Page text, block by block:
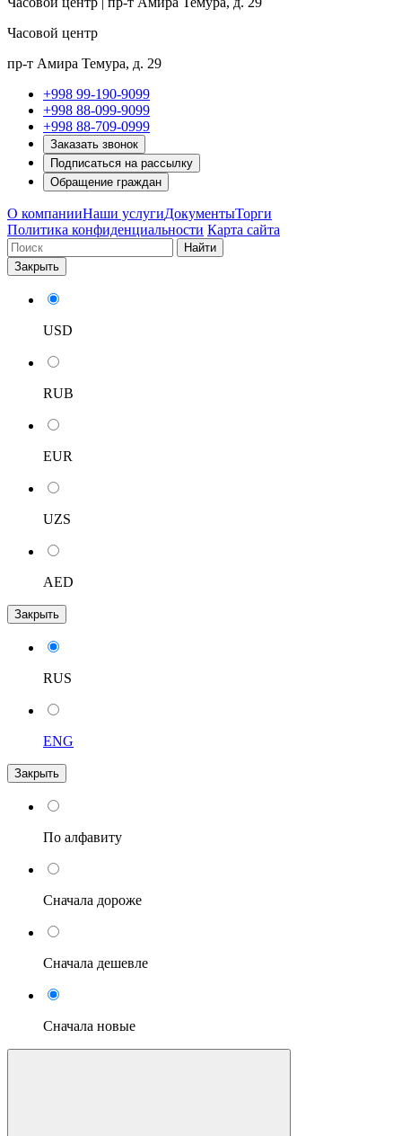
Часовой центр
пр-т Амира Темура, д. 29
+998 99-190-9099
+998 88-099-9099
+998 88-709-0999
Заказать звонок
Подписаться на рассылку
Обращение граждан
О компанииНаши услугиДокументыТорги
Политика конфиденциальности Карта сайта
Найти
Закрыть
USD
RUB
EUR
UZS
AED
Закрыть
RUS
ENG
Закрыть
По алфавиту
Сначала дороже
Сначала дешевле
Сначала новые